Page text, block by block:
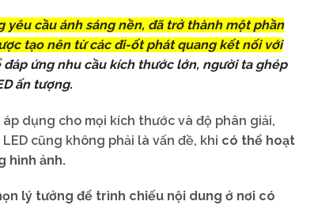
cầu ánh sáng nền, đã trở thành một phần
tạo nên từ các đi-ốt phát quang kết nối với
đáp ứng nhu cầu kích thước lớn, người ta ghép
ấn tượng.
dụng cho mọi kích thước và độ phân giải,
cũng không phải là vấn đề, khi có thể hoạt
hình ảnh.
lý tưởng để trình chiếu nội dung ở nơi có